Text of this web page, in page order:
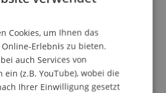
im Fürstentum
Cookies, um Ihnen das
Erlebnis zu bieten.
auch Services von
(z.B. YouTube), wobei die
Ihrer Einwilligung gesetzt